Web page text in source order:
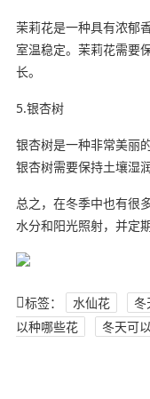
茉莉花是一种具有浓郁
室温稳定。茉莉花需要
长。
5.银杏树
银杏树是一种非常美丽
银杏树需要保持土壤湿
总之，在冬季中也有很
水分和阳光照射，并定
标签： 水仙花 冬
以种哪些花
冬天可